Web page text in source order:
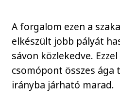
A forgalom ezen a
elkészült jobb pályát
sávon közlekedve.
csomópont összes ága
irányba járható marad.